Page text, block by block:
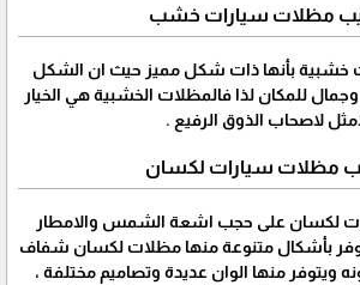
مظلات سيارات خشب
خشبية بأنها ذات شكل مميز حيث ان الشكل
للمكان لذا فالمظلات الخشبية هي الخيار
لاصحاب الذوق الرفيع .
مظلات سيارات لكسان
لكسان على حجب اشعة الشمس والامطار
بأشكال متنوعة منها مظلات لكسان شفاف
ويتوفر منها الوان عديدة وتصاميم مختلفة ،